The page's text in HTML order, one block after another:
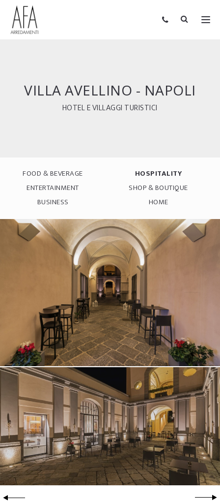
VILLA AVELLINO - NAPOLI
HOTEL E VILLAGGI TURISTICI
FOOD & BEVERAGE
HOSPITALITY
ENTERTAINMENT
SHOP & BOUTIQUE
BUSINESS
HOME